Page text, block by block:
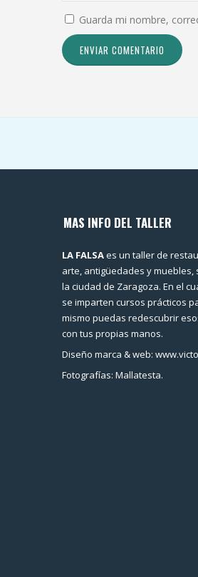
Guarda mi nombre,
MAS INFO DEL TALLER
LA FALSAes un taller de
arte, antigüedades y muebles,
la ciudad de Zaragoza. En el
se imparten cursos prácticos
mismo puedas redescubrir
con tus propias manos.
Diseño marca & web:
Fotografías: Mallatesta.